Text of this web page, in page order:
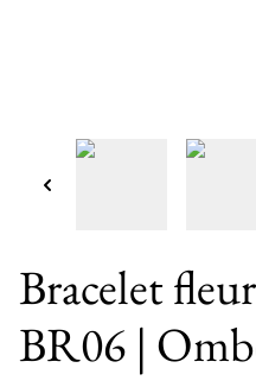
Bracelet
BR06 |